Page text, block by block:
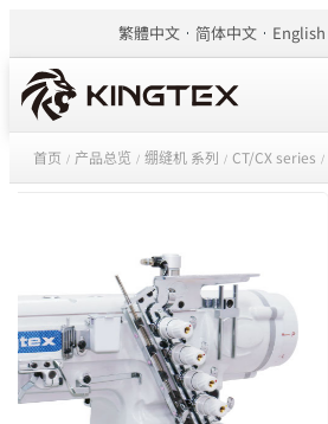
繁體中文 简体中文 English
首页 / 产品总览 / 绷缝机 系列 / CT/CX series /